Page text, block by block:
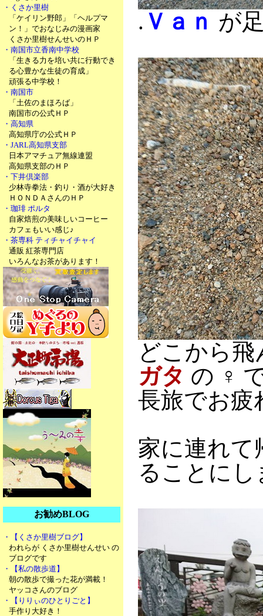
・くさか里樹
「ケイリン野郎」「ヘルプマ
ン！」でおなじみの漫画家
くさか里樹せんせいのＨＰ
・南国市立香南中学校
「生きる力を培い共に行動でき
る心豊かな生徒の育成」
頑張る中学校！
・南国市
「土佐のまほろば」
南国市の公式ＨＰ
・高知県
高知県庁の公式ＨＰ
・JARL高知県支部
日本アマチュア無線連盟
高知県支部のＨＰ
・下井倶楽部
少林寺拳法・釣り・酒が大好き
ＨＯＮＤＡさんのＨＰ
・珈琲 ポルタ
自家焙煎の美味しいコーヒー
カフェもいい感じ♪
・茶専科 ティチャイチャイ
通販 紅茶専門店
いろんなお茶があります！
お勧めBLOG
・【くさか里樹ブログ】
われらが くさか里樹せんせい の
ブログです
・【私の散歩道】
朝の散歩で撮った花が満載！
ヤッコさんのブログ
・【りりぃのひとりごと】
手作り大好き！
. Ｖａｎ が
どこから
ガタ の ♀
長旅でお疲
家に連れ
ることにし